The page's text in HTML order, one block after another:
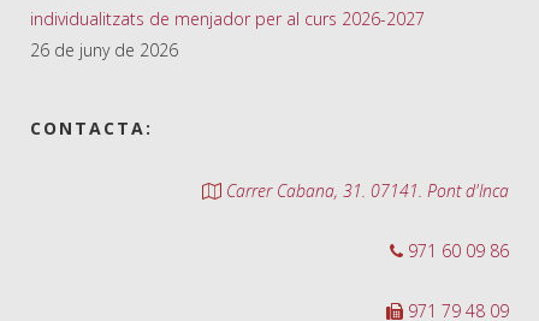
individualitzats de menjador per al curs 2026-2027
26 de juny de 2026
CONTACTA:
Carrer Cabana, 31. 07141. Pont d'Inca
971 60 09 86
971 79 48 09